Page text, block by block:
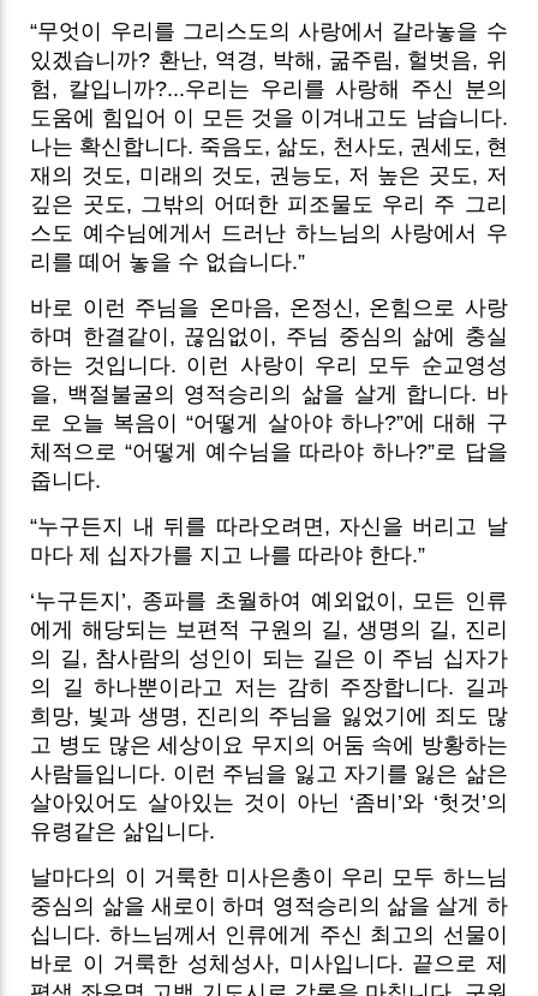
“무엇이 우리를 그리스도의 사랑에서 갈라놓을 수
있겠습니까? 환난, 역경, 박해, 굶주림, 헐벗음, 위
험, 칼입니까?...우리는 우리를 사랑해 주신 분의
도움에 힘입어 이 모든 것을 이겨내고도 남습니다.
나는 확신합니다. 죽음도, 삶도, 천사도, 권세도, 현
재의 것도, 미래의 것도, 권능도, 저 높은 곳도, 저
깊은 곳도, 그밖의 어떠한 피조물도 우리 주 그리
스도 예수님에게서 드러난 하느님의 사랑에서 우
리를 떼어 놓을 수 없습니다.”
바로 이런 주님을 온마음, 온정신, 온힘으로 사랑
하며 한결같이, 끊임없이, 주님 중심의 삶에 충실
하는 것입니다. 이런 사랑이 우리 모두 순교영성
을, 백절불굴의 영적승리의 삶을 살게 합니다. 바
로 오늘 복음이 “어떻게 살아야 하나?”에 대해 구
체적으로 “어떻게 예수님을 따라야 하나?”로 답을
줍니다.
“누구든지 내 뒤를 따라오려면, 자신을 버리고 날
마다 제 십자가를 지고 나를 따라야 한다.”
‘누구든지’, 종파를 초월하여 예외없이, 모든 인류
에게 해당되는 보편적 구원의 길, 생명의 길, 진리
의 길, 참사람의 성인이 되는 길은 이 주님 십자가
의 길 하나뿐이라고 저는 감히 주장합니다. 길과
희망, 빛과 생명, 진리의 주님을 잃었기에 죄도 많
고 병도 많은 세상이요 무지의 어둠 속에 방황하는
사람들입니다. 이런 주님을 잃고 자기를 잃은 삶은
살아있어도 살아있는 것이 아닌 ‘좀비’와 ‘헛것’의
유령같은 삶입니다.
날마다의 이 거룩한 미사은총이 우리 모두 하느님
중심의 삶을 새로이 하며 영적승리의 삶을 살게 하
십니다. 하느님께서 인류에게 주신 최고의 선물이
바로 이 거룩한 성체성사, 미사입니다. 끝으로 제